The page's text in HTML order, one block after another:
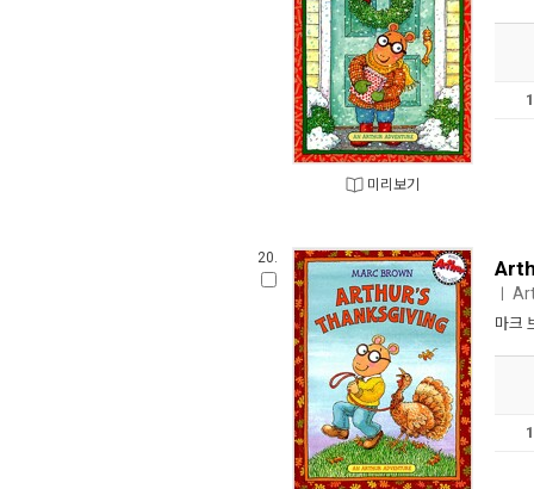
미리보기
20.
마크